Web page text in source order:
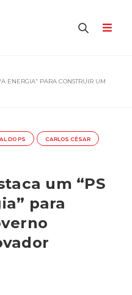
ENERGIA” PARA CONSTRUIR UM
DO PS CARLOS CÉSAR
um “PS
para